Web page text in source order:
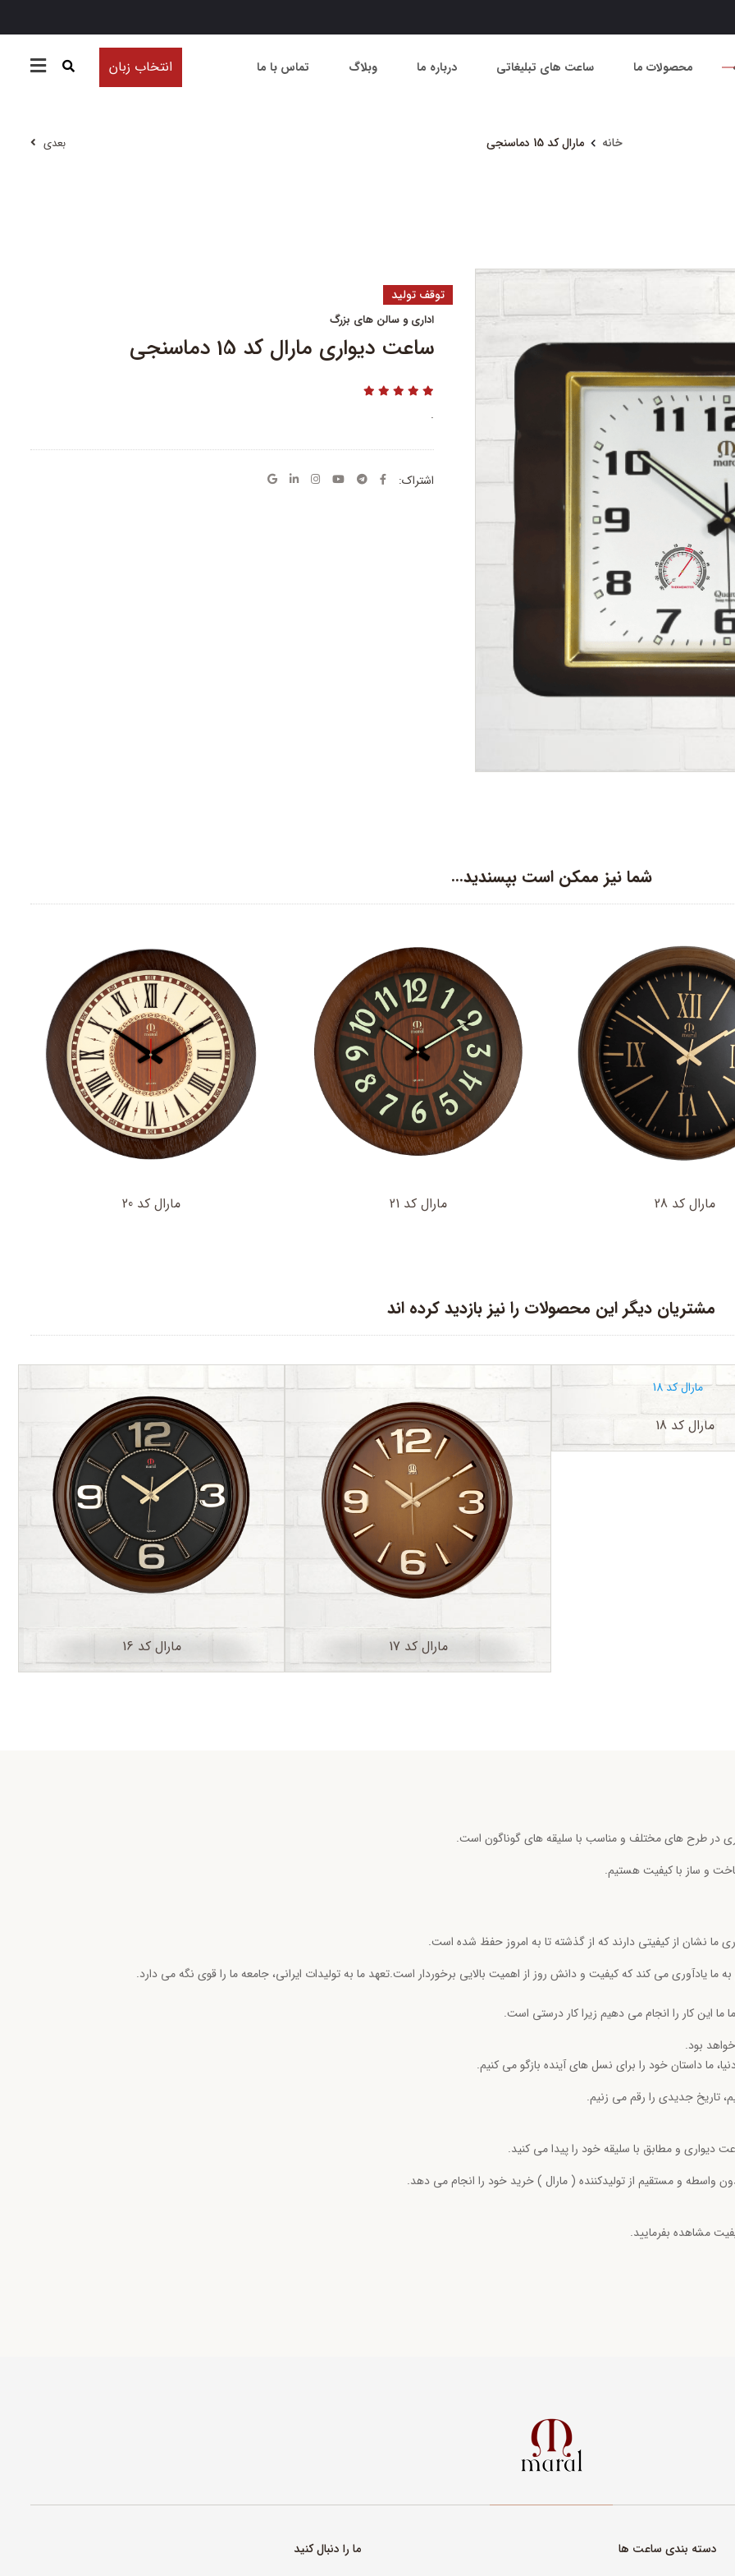
محصولات ما ساعت های تبلیغاتی درباره ما وبلاگ تماس با ما انتخاب زبان
خانه مارال کد 15 دماسنجی بعدی
توقف تولید
اداری و سالن های بزرگ
ساعت دیواری مارال کد 15 دماسنجی
.
اشتراک:
شما نیز ممکن است بپسندید…
مارال کد 20 مارال کد 21 مارال کد 28
مشتریان دیگر این محصولات را نیز بازدید کرده اند
مارال کد 16 مارال کد 17
مارال کد 18
در طرح های مختلف و مناسب با سلیقه های گوناگون است.
و ساز با کیفیت هستیم.
نشان از کیفیتی دارند که از گذشته تا به امروز حفظ شده است.
یادآوری می کند که کیفیت و دانش روز از اهمیت بالایی برخوردار است.
این کار را انجام می دهیم زیرا کار درستی است.
تعهد ما به تولیدات ایرانی، جامعه ما را قوی نگه می دارد.
بود.
ما داستان خود را برای نسل های آینده بازگو می کنیم.
تاریخ جدیدی را رقم می زنیم.
دیواری و مطابق با سلیقه خود را پیدا می کنید.
واسطه و مستقیم از تولیدکننده ( مارال ) خرید خود را انجام می دهد.
مشاهده بفرمایید.
دسته بندی ساعت ها ما را دنبال کنید